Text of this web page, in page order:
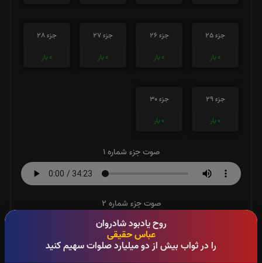
روح یادبود شادروان
عباس حقیقی
را در ثواب بیش از دو میلیارد صلوات سهیم کنید
جزء 25
0 بار
جزء 26
0 بار
جزء 27
0 بار
جزء 28
0 بار
جزء 29
0 بار
جزء 30
0 بار
صوت جزء شماره 1
صوت جزء شماره 2
صوت جزء شماره 3